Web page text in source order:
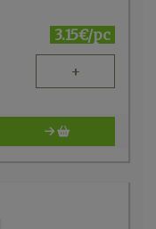
3.15€/pc
+